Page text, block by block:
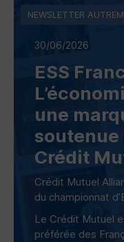
30/06/2026
ESS
une
soutenue
Crédit
Crédit Mutuel
du championnat
Le Crédit Mutuel
préférée des
NEWSLETTER